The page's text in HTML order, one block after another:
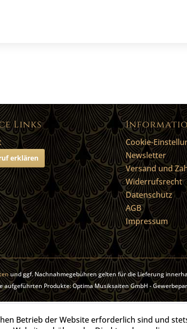
Links
erklären
Cookie-
Newsletter
Versand und
Widerrufsrecht
Datenschutz
AGB
Impressum
und ggf. Nachnahmegebühren gelten für die Lieferung
aufgeführten Produkte: Optima Musiksaiten GmbH -
Betrieb der Website erforderlich sind und